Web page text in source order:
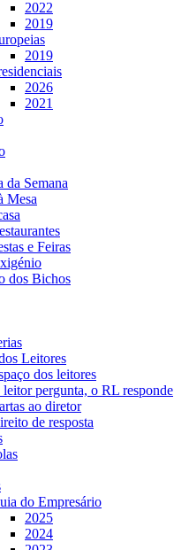
2022
2019
2019
2026
2021
da Semana
Mesa
e Feiras
dos Bichos
Leitores
dos leitores
leitor pergunta, o RL responde
ao diretor
de resposta
do Empresário
2025
2024